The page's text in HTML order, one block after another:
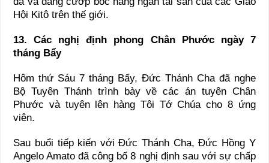
Hội Kitô trên thế giới.
13. Các nghị định phong Chân Phước ngày 7
tháng Bẩy
Hôm thứ Sáu 7 tháng Bẩy, Đức Thánh Cha đã nghe
Bộ Tuyên Thánh trình bày về các án tuyên Chân
Phước và tuyên lên hàng Tôi Tớ Chúa cho 8 ứng
viên.
Sau buổi tiếp kiến với Đức Thánh Cha, Đức Hồng Y
Angelo Amato đã công bố 8 nghị định sau với sự chấp